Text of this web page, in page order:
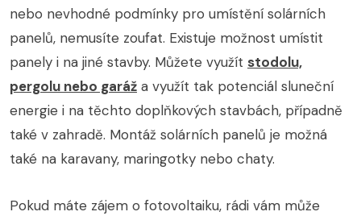
nebo nevhodné podmínky pro umístění solárních
panelů, nemusíte zoufat. Existuje možnost umístit
panely i na jiné stavby. Můžete využít stodolu,
pergolu nebo garáž a využít tak potenciál sluneční
energie i na těchto doplňkových stavbách, případně
také v zahradě. Montáž solárních panelů je možná
také na karavany, maringotky nebo chaty.
Pokud máte zájem o fotovoltaiku, rádi vám může